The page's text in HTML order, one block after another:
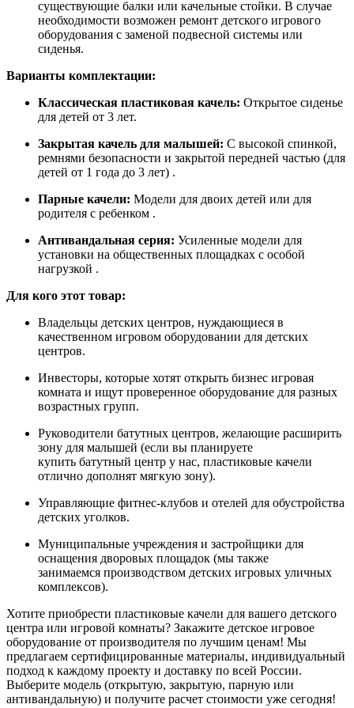
существующие балки или качельные стойки. В случае
необходимости возможен ремонт детского игрового
оборудования с заменой подвесной системы или
сиденья.
Варианты комплектации:
Классическая пластиковая качель: Открытое сиденье
для детей от 3 лет.
Закрытая качель для малышей: С высокой спинкой,
ремнями безопасности и закрытой передней частью (для
детей от 1 года до 3 лет) .
Парные качели: Модели для двоих детей или для
родителя с ребенком .
Антивандальная серия: Усиленные модели для
установки на общественных площадках с особой
нагрузкой .
Для кого этот товар:
Владельцы детских центров, нуждающиеся в
качественном игровом оборудовании для детских
центров.
Инвесторы, которые хотят открыть бизнес игровая
комната и ищут проверенное оборудование для разных
возрастных групп.
Руководители батутных центров, желающие расширить
зону для малышей (если вы планируете
купить батутный центр у нас, пластиковые качели
отлично дополнят мягкую зону).
Управляющие фитнес-клубов и отелей для обустройства
детских уголков.
Муниципальные учреждения и застройщики для
оснащения дворовых площадок (мы также
занимаемся производством детских игровых уличных
комплексов).
Хотите приобрести пластиковые качели для вашего детского
центра или игровой комнаты? Закажите детское игровое
оборудование от производителя по лучшим ценам! Мы
предлагаем сертифицированные материалы, индивидуальный
подход к каждому проекту и доставку по всей России.
Выберите модель (открытую, закрытую, парную или
антивандальную) и получите расчет стоимости уже сегодня!